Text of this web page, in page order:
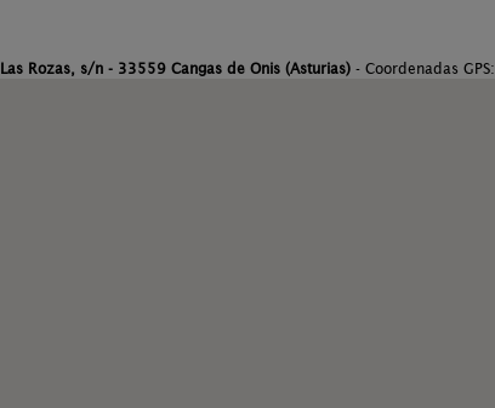
Las Rozas, s/n - 33559 Cangas de Onis (Asturias)- Coordenadas GPS: